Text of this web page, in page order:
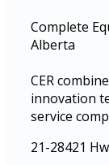
Complete
Alberta
CER
innovation
service
21-28421